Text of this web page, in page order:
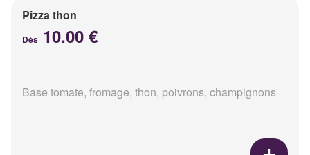
Pizza thon
Dès 10.00 €
Base tomate, fromage, thon, poivrons, champignons